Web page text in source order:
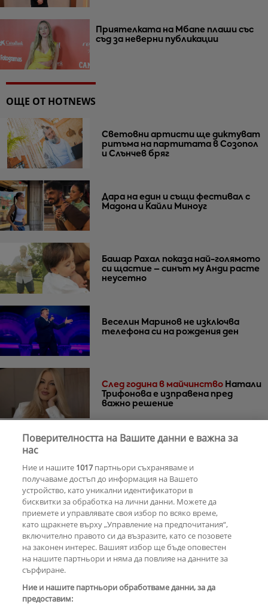
Приятелката на Мбапе плаши със
съд за неверни публикации
ОЩЕ ОТ HOTNEWS
Световни артисти ще диктуват
ритъма на партитата в Созопол
и Слънчев бряг
Дара на един и същи фестивал с
Мадона и Кайли Миноуг
Башар Рахал показа най-голямото
си щастие – синът му Анди расте
неусетно
Веселин Маринов не изключва
телефона си на рождения ден
След година в майчинство Натали
Трифонова е изправена пред
важно решение
приятелки
РЕКЛАМА
КОМЕНТАРИ
Поверителността на Вашите данни е важна за
нас
Ние и нашите 1017партньори съхраняваме и
получаваме достъп до информация на Вашето
устройство, като уникални идентификатори в
бисквитки за обработка на лични данни. Можете да
приемете и управлявате своя избор по всяко време,
като щракнете върху „Управление на предпочитания“,
включително правото си да възразите, като се позовете
на законен интерес. Вашият избор ще бъде оповестен
на нашите партньори и няма да повлияе на данните за
сърфиране.
Ние и нашите партньори обработваме данни, за да
предоставим: